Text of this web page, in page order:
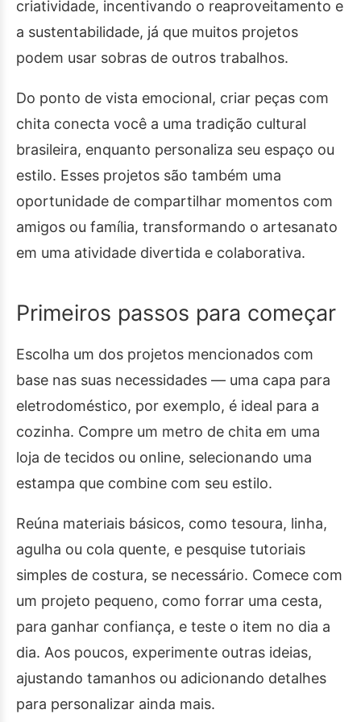
criatividade, incentivando o reaproveitamento e
a sustentabilidade, já que muitos projetos
podem usar sobras de outros trabalhos.
Do ponto de vista emocional, criar peças com
chita conecta você a uma tradição cultural
brasileira, enquanto personaliza seu espaço ou
estilo. Esses projetos são também uma
oportunidade de compartilhar momentos com
amigos ou família, transformando o artesanato
em uma atividade divertida e colaborativa.
Primeiros passos para começar
Escolha um dos projetos mencionados com
base nas suas necessidades — uma capa para
eletrodoméstico, por exemplo, é ideal para a
cozinha. Compre um metro de chita em uma
loja de tecidos ou online, selecionando uma
estampa que combine com seu estilo.
Reúna materiais básicos, como tesoura, linha,
agulha ou cola quente, e pesquise tutoriais
simples de costura, se necessário. Comece com
um projeto pequeno, como forrar uma cesta,
para ganhar confiança, e teste o item no dia a
dia. Aos poucos, experimente outras ideias,
ajustando tamanhos ou adicionando detalhes
para personalizar ainda mais.